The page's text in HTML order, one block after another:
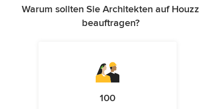
Warum sollten Sie Architekten auf Houzz
beauftragen?
100